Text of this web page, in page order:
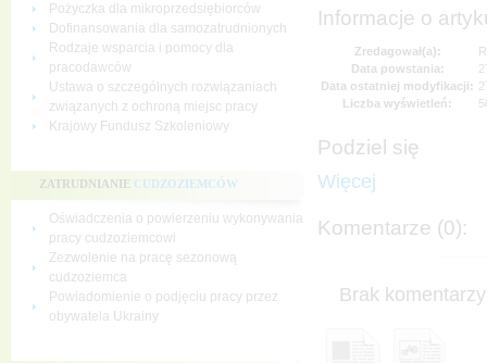
Pożyczka dla mikroprzedsiębiorców
Dofinansowania dla samozatrudnionych
Rodzaje wsparcia i pomocy dla
pracodawców
Ustawa o szczególnych rozwiązaniach
związanych z ochroną miejsc pracy
Krajowy Fundusz Szkoleniowy
ZATRUDNIANIE CUDZOZIEMCÓW
Oświadczenia o powierzeniu wykonywania
pracy cudzoziemcowi
Zezwolenie na pracę sezonową
cudzoziemca
Powiadomienie o podjęciu pracy przez
obywatela Ukrainy
Informacje o
Zredagował(a):
Data powstania:
Data ostatniej modyfikacji:
Liczba wyświetleń:
Podziel się
Więcej
Komentarze (0):
Brak